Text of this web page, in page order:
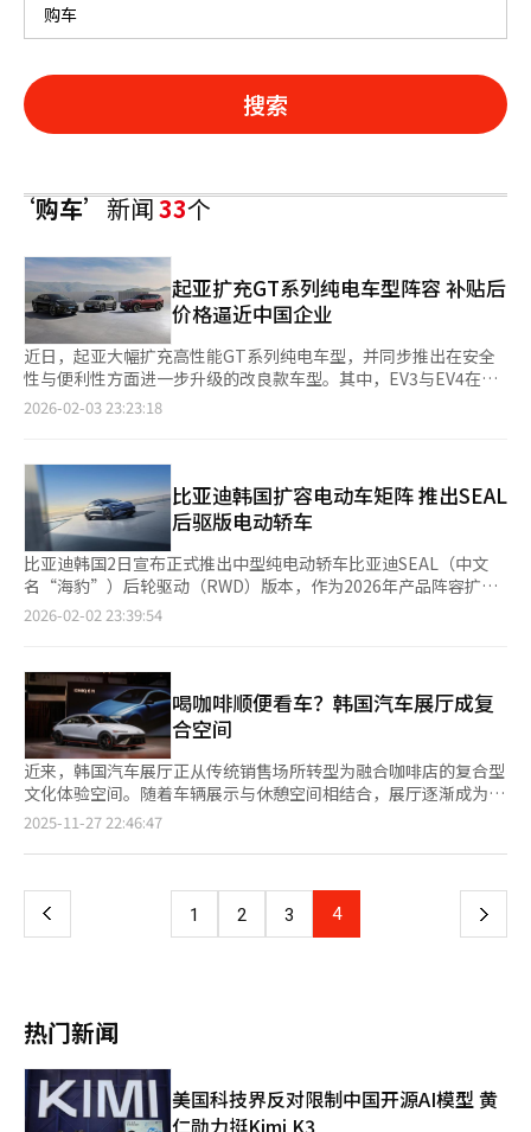
搜索
‘购车’新闻33个
起亚扩充GT系列纯电车型阵容 补贴后
价格逼近中国企业
近日，起亚大幅扩充高性能GT系列纯电车型，并同步推出在安全
性与便利性方面进一步升级的改良款车型。其中，EV3与EV4在叠
加政府及地方补贴后，购车价格在3200万韩元（约合人民币15.3
Kia EV3 GT”“The Kia EV4 GT”“The Kia EV5 GT”，并同时
推出EV3、EV4以及EV9年度改良款车型。 起亚GT系列采用双电机
系统，主打强劲的动力性能与运动化驾驶体验。高性能GT车型搭
载可提前识别路况、并自动调节悬架阻尼，从而提升乘坐舒适性的
预览式电子控制悬架，以及虚拟换挡系统、动态扭矩矢量控制等配
置，进一步强化了车辆在敏捷性与稳定性的表现。 同期推出的
2026款EV3与EV4在不调整售价的情况下，全面提升了安全与便利
配置，包括将防止驾驶员误踩加速踏板的“踏板误操作安全辅
4895万韩元，EV4为4042万至5031万韩元，EV9为6197万至7917
万韩元。若计入政府及地方补贴，EV3与EV4的实际购车价约为
3200万韩元起，EV5约为3400万韩元起，EV9则从5800万韩元区
间起步。 起亚在提升电动车产品力与价格竞争力的背后，正面临
中国电动车品牌的强势进攻。与EV3形成直接竞争的比亚迪ATTO
3，在补贴后实际售价约为2900万韩元后段。比亚迪当日还在韩国
市场推出海豹系列两款后轮驱动版本，官方售价分别为3990万韩
元和4190万韩元，叠加补贴后，实际购车价分别约为3700万韩元
和3900万韩元区间。
2026-02-03 23:23:18
比亚迪韩国扩容电动车矩阵 推出SEAL
后驱版电动轿车
比亚迪韩国2日宣布正式推出中型纯电动轿车比亚迪SEAL（中文
名“海豹”）后轮驱动（RWD）版本，作为2026年产品阵容扩展
的首款车型，通过更具竞争力的配置与价格，提升韩国消费者的购
从静止加速至时速100公里仅需5.9秒，兼顾动感驾驶性能与日常实
用性。车辆配备82.56kWh的比亚迪刀片电池，依据韩国环境部标
准，单次充电续航里程可达449公里，有效缓解长途出行的续航焦
虑。 在技术层面，比亚迪SEAL基于比亚迪自主研发的e-Platform
3.0打造，搭载全球首创的8-in-1高集成电驱系统及高效热泵系
统，即使在低温环境下也可实现400公里的认证续航表现，进一步
提升能源效率与冬季实用性。 安全与智能辅助配置方面，新车标
配多项先进驾驶辅助系统，包括前方碰撞预警与紧急制动、车道偏
离预警、盲区监测，以及可同时支持车道居中与车距控制的智能巡
盖驾驶席、副驾驶席、前排侧气囊、前排中央气囊、侧帘式气囊以
及后排侧气囊，全面强化对驾驶员与乘员的保护。 此次推出的比
性。比亚迪SEAL RWD Plus则在动力系统、悬架形式及电子儿童锁
亚迪SEAL Dynamic AWD的水准，为消费者提供接近高端四驱版
本的驾驶体验。 在售价方面，比亚迪SEAL RWD官方指导价为
3990万韩元（约合人民币19万元），比亚迪SEAL RWD Plus为
2026-02-02 23:39:54
喝咖啡顺便看车？韩国汽车展厅成复
合空间
近来，韩国汽车展厅正从传统销售场所转型为融合咖啡店的复合型
文化体验空间。随着车辆展示与休憩空间相结合，展厅逐渐成为休
闲场所。 据汽车业界27日消息，雷克萨斯、比亚迪、现代汽车等
点为客户体验，而非销售本身。 其中，最具代表性的展厅为雷克
示、试驾体验、咖啡店和文化内容有机结合，访客可以在展厅内自
由活动。此外，展厅特别与青年农夫发掘·扶持项目“Lexus
文化。 此外，今年初进入韩国市场的比亚迪也顺应这一趋势，8月
在首尔麻浦开设BYD Breeze，该复合型展厅同样运营咖啡店。一
层为汽车展区与咖啡店的复合型空间，让顾客在品尝饮品的同时参
观车辆；二层则设有咨询与品牌体验区。这种布局使享用咖啡的顾
客轻松接触到车辆，并在需要时进行购车咨询。 为应对这一趋
2025-11-27 22:46:47
上
页
1 2 3 4 下
热门新闻
美国科技界反对限制中国开源AI模型 黄
仁勋力挺Kimi K3